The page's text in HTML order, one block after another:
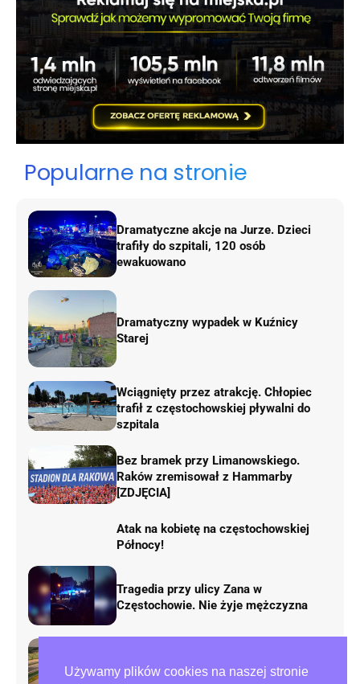
Używamy plików cookies na naszej stronie
Popularne na stronie
Dramatyczne akcje na Jurze. Dzieci
trafiły do szpitali, 120 osób
ewakuowano
Dramatyczny wypadek w Kuźnicy
Starej
Wciągnięty przez atrakcję. Chłopiec
trafił z częstochowskiej pływalni do
szpitala
Bez bramek przy Limanowskiego.
Raków zremisował z Hammarby
[ZDJĘCIA]
Atak na kobietę na częstochowskiej
Północy!
Tragedia przy ulicy Zana w
Częstochowie. Nie żyje mężczyzna
autostradzie A1. Będą duże zmiany w